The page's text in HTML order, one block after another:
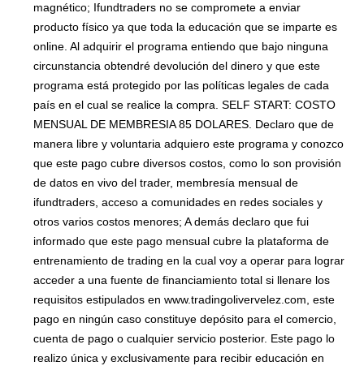
magnético; Ifundtraders no se compromete a enviar
producto físico ya que toda la educación que se imparte es
online. Al adquirir el programa entiendo que bajo ninguna
circunstancia obtendré devolución del dinero y que este
programa está protegido por las políticas legales de cada
país en el cual se realice la compra. SELF START: COSTO
MENSUAL DE MEMBRESIA 85 DOLARES. Declaro que de
manera libre y voluntaria adquiero este programa y conozco
que este pago cubre diversos costos, como lo son provisión
de datos en vivo del trader, membresía mensual de
ifundtraders, acceso a comunidades en redes sociales y
otros varios costos menores; A demás declaro que fui
informado que este pago mensual cubre la plataforma de
entrenamiento de trading en la cual voy a operar para lograr
acceder a una fuente de financiamiento total si llenare los
requisitos estipulados en www.tradingolivervelez.com, este
pago en ningún caso constituye depósito para el comercio,
cuenta de pago o cualquier servicio posterior. Este pago lo
realizo única y exclusivamente para recibir educación en